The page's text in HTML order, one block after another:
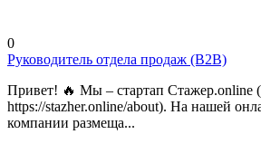
0
Руководитель отдела продаж (B2B)
Привет! 🔥 Мы – стартап Стажер.online
https://stazher.online/about). На нашей
компании размеща...